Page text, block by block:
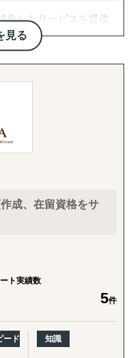
ームが対応します。
功可能性を高める
との取引を創出する
ず1〜2社、現地候補と
から承ります。
〜のGEO/EOR)
用したい、テストマー
客様向けに、月額8万
。海外進出の最初の一
していただけます。
)
記・各種ライセンス
気通貫で対応します。
進出・スピード撤退
立案、デューデリジ
ポストM&Aまでワンス
社監査、人事労務制度
戦略まで、会計事務所
見る
化したサービスを提供
ては、外部環境の影響
デルの仮説検証など
ります。なぜその情報
談背景まですり合わせ
みとなっています。
企業の強みや弱みを把
シェアや競合企業の
社の「適切な経営判
援を心がけていま
んの企業様を支援させ
ほどんどの企業様が、
らない」
ない」
成、在留資格をサ
ト実績数
5件
ード 知識